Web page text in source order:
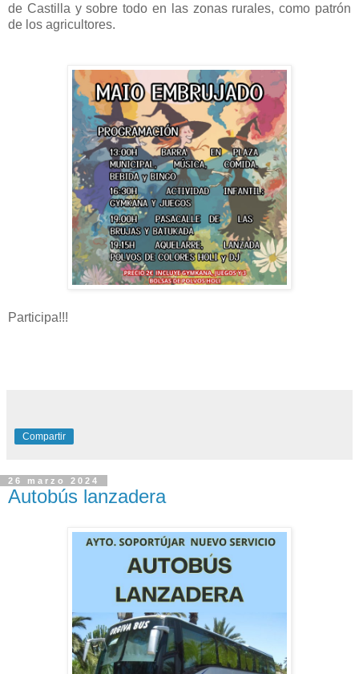
de Castilla y sobre todo en las zonas rurales, como patrón
de los agricultores.
Participa!!!
Compartir
26 marzo 2024
Autobús lanzadera